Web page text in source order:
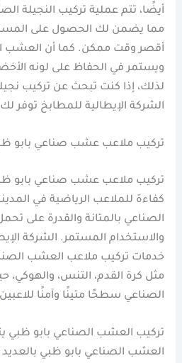
أيضًا، تتم عملية تركيب النجيلة
مما يضمن لك الحصول على
أقصر وقت ممكن. كما أن العشب
ويستمر في الحفاظ على لونه
لذلك، إذا كنت تبحث عن تركيب
الشركة الإيطالية للمطابخ توفر لك
تركيب ملاعب عشب صناعي بابو
تركيب ملاعب عشب صناعي بابو
كفاءة للملاعب الرياضية في
الصناعي بالمتانة والقدرة على
والاستخدام المستمر. الشركة
خدمات تركيب ملاعب العشب
مثل كرة القدم، التنس،
الصناعي سطحًا متينًا وآمنًا
تركيب العشب الصناعي بابو ظبي
العشب الصناعي بابو ظبي بالعديد